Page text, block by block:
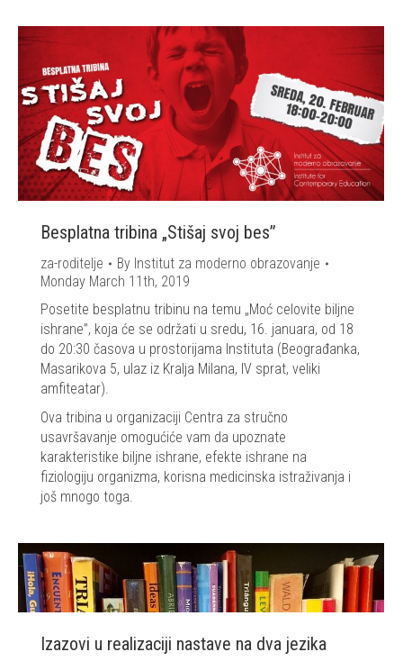
Besplatna tribina „Stišaj svoj bes”
za-roditelje By Institut za moderno obrazovanje
Monday March 11th, 2019
Posetite besplatnu tribinu na temu „Moć celovite biljne
ishrane”, koja će se održati u sredu, 16. januara, od 18
do 20:30 časova u prostorijama Instituta (Beograđanka,
Masarikova 5, ulaz iz Kralja Milana, IV sprat, veliki
amfiteatar).
Ova tribina u organizaciji Centra za stručno
usavršavanje omogućiće vam da upoznate
karakteristike biljne ishrane, efekte ishrane na
fiziologiju organizma, korisna medicinska istraživanja i
još mnogo toga.
Izazovi u realizaciji nastave na dva jezika